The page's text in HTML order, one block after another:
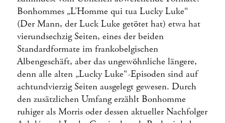
Bonhommes „L’Homme qui tua Lucky Luke“
(Der Mann, der Luck Luke getötet hat) etwa hat
vierundsechzig Seiten, eines der beiden
Standardformate im frankobelgischen
Albengeschäft, aber das ungewöhnliche längere,
denn alle alten „Lucky Luke“-Episoden sind auf
achtundvierzig Seiten ausgelegt gewesen. Durch
den zusätzlichen Umfang erzählt Bonhomme
ruhiger als Morris oder dessen aktueller Nachfolger